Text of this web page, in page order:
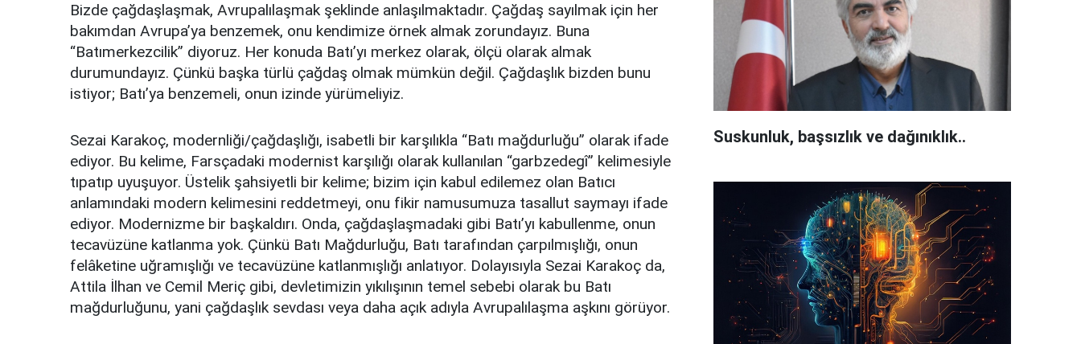
Bizde çağdaşlaşmak, Avrupalılaşmak şeklinde anlaşılmaktadır. Çağdaş sayılmak için her
bakımdan Avrupa’ya benzemek, onu kendimize örnek almak zorundayız. Buna
“Batımerkezcilik” diyoruz. Her konuda Batı’yı merkez olarak, ölçü olarak almak
durumundayız. Çünkü başka türlü çağdaş olmak mümkün değil. Çağdaşlık bizden bunu
istiyor; Batı’ya benzemeli, onun izinde yürümeliyiz.
Sezai Karakoç, modernliği/çağdaşlığı, isabetli bir karşılıkla “Batı mağdurluğu” olarak ifade
ediyor. Bu kelime, Farsçadaki modernist karşılığı olarak kullanılan “garbzedegî” kelimesiyle
tıpatıp uyuşuyor. Üstelik şahsiyetli bir kelime; bizim için kabul edilemez olan Batıcı
anlamındaki modern kelimesini reddetmeyi, onu fikir namusumuza tasallut saymayı ifade
ediyor. Modernizme bir başkaldırı. Onda, çağdaşlaşmadaki gibi Batı’yı kabullenme, onun
tecavüzüne katlanma yok. Çünkü Batı Mağdurluğu, Batı tarafından çarpılmışlığı, onun
felâketine uğramışlığı ve tecavüzüne katlanmışlığı anlatıyor. Dolayısıyla Sezai Karakoç da,
Attila İlhan ve Cemil Meriç gibi, devletimizin yıkılışının temel sebebi olarak bu Batı
mağdurluğunu, yani çağdaşlık sevdası veya daha açık adıyla Avrupalılaşma aşkını görüyor.
Suskunluk, başsızlık ve dağınıklık..